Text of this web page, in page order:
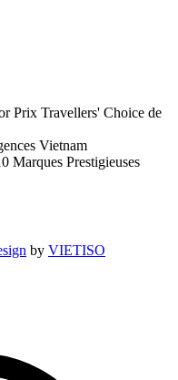
Prix Travellers' Choice de
Vietnam
Marques Prestigieuses
by VIETISO